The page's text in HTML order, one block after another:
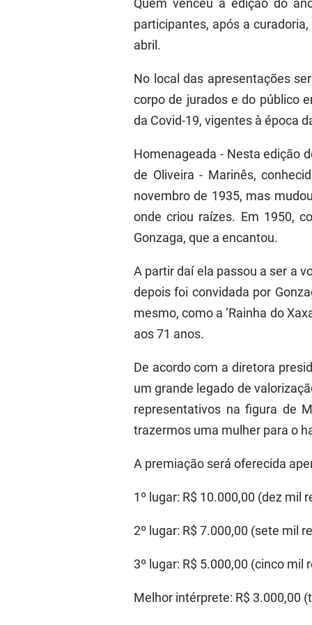
Quem venceu a edição do
participantes, após a
abril.
No local das apresentações
corpo de jurados e do público
da Covid-19, vigentes à época
Homenageada -Nesta edição
de Oliveira - Marinês,
novembro de 1935, mas
onde criou raízes. Em 1950,
Gonzaga, que a encantou.
A partir daí ela passou a ser a
depois foi convidada por
mesmo, como a ‘Rainha do
aos 71 anos.
De acordo com a diretora
um grande legado de
representativos na figura de
trazermos uma mulher para o
A premiação será oferecida
1º lugar: R$ 10.000,00 (dez mil
2º lugar: R$ 7.000,00 (sete mil
3º lugar: R$ 5.000,00 (cinco mil
Melhor intérprete: R$ 3.000,00